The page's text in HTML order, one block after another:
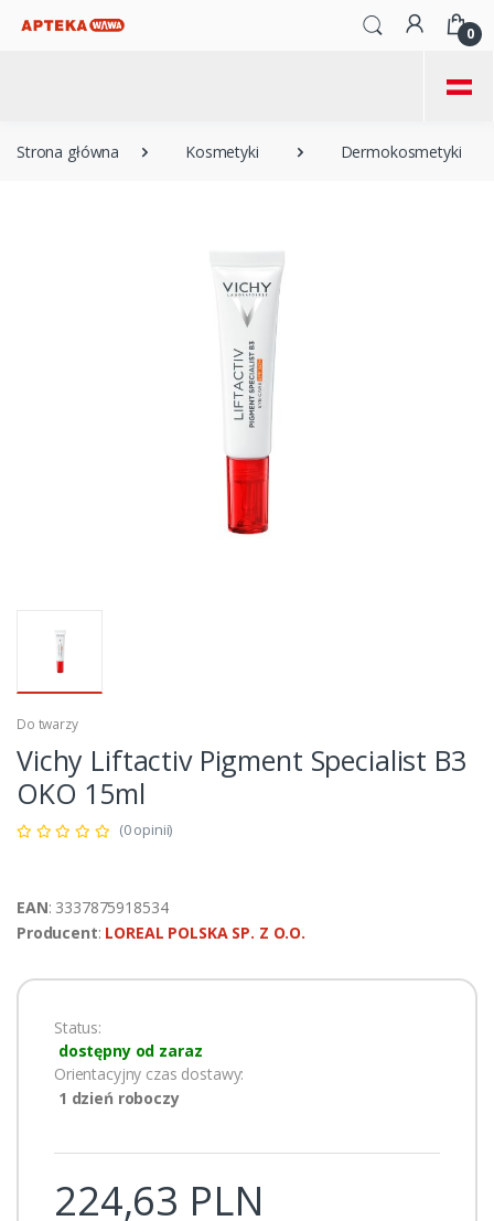
0
=
Strona główna Kosmetyki Dermokosmetyki
Do twarzy
Vichy Liftactiv Pigment Specialist B3
OKO 15ml
(0 opinii)
EAN: 3337875918534
Producent: LOREAL POLSKA SP. Z O.O.
Status:
dostępny od zaraz
Orientacyjny czas dostawy:
1 dzień roboczy
224,63 PLN